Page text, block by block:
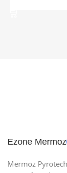
Ezone Mermoz
Mermoz